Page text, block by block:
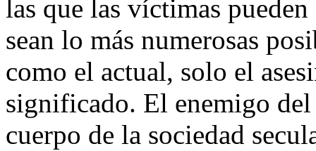
las que las víctimas
sean lo más numerosas
como el actual, solo el
significado. El enemigo
cuerpo de la sociedad